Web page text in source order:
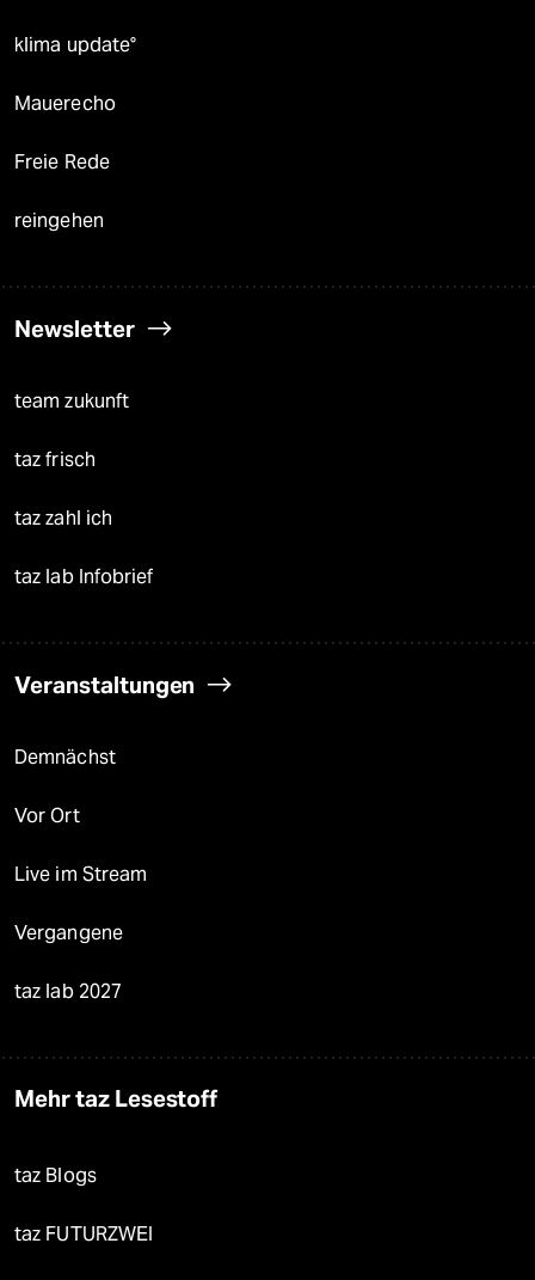
klima update°
Mauerecho
Freie Rede
reingehen
Newsletter
team zukunft
taz frisch
taz zahl ich
taz lab Infobrief
Veranstaltungen
Demnächst
Vor Ort
Live im Stream
Vergangene
taz lab 2027
Mehr taz Lesestoff
taz Blogs
taz FUTURZWEI